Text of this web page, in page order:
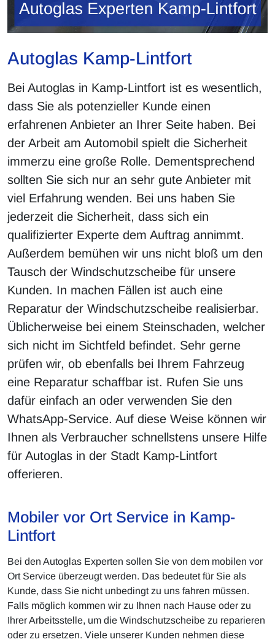
Autoglas Kamp-Lintfort
Bei Autoglas in Kamp-Lintfort ist es wesentlich,
dass Sie als potenzieller Kunde einen
erfahrenen Anbieter an Ihrer Seite haben. Bei
der Arbeit am Automobil spielt die Sicherheit
immerzu eine große Rolle. Dementsprechend
sollten Sie sich nur an sehr gute Anbieter mit
viel Erfahrung wenden. Bei uns haben Sie
jederzeit die Sicherheit, dass sich ein
qualifizierter Experte dem Auftrag annimmt.
Außerdem bemühen wir uns nicht bloß um den
Tausch der Windschutzscheibe für unsere
Kunden. In machen Fällen ist auch eine
Reparatur der Windschutzscheibe realisierbar.
Üblicherweise bei einem Steinschaden, welcher
sich nicht im Sichtfeld befindet. Sehr gerne
prüfen wir, ob ebenfalls bei Ihrem Fahrzeug
eine Reparatur schaffbar ist. Rufen Sie uns
dafür einfach an oder verwenden Sie den
WhatsApp-Service. Auf diese Weise können wir
Ihnen als Verbraucher schnellstens unsere Hilfe
für Autoglas in der Stadt Kamp-Lintfort
offerieren.
Mobiler vor Ort Service in Kamp-
Lintfort
Bei den Autoglas Experten sollen Sie von dem mobilen vor
Ort Service überzeugt werden. Das bedeutet für Sie als
Kunde, dass Sie nicht unbedingt zu uns fahren müssen.
Falls möglich kommen wir zu Ihnen nach Hause oder zu
Ihrer Arbeitsstelle, um die Windschutzscheibe zu reparieren
oder zu ersetzen. Viele unserer Kunden nehmen diese